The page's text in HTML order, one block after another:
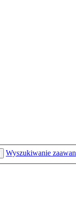
Wyszukiwanie